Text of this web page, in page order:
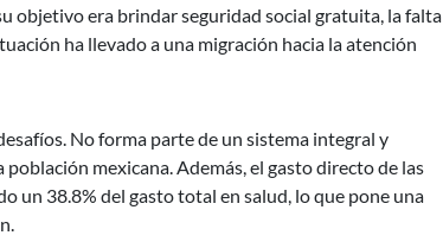
objetivo era brindar seguridad social gratuita, la falta
ha llevado a una migración hacia la atención
No forma parte de un sistema integral y
mexicana. Además, el gasto directo de las
un 38.8% del gasto total en salud, lo que pone una